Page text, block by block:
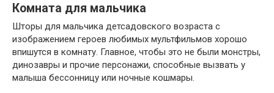
Комната для мальчика
Шторы для мальчика детсадовского возраста с
изображением героев любимых мультфильмов хорошо
впишутся в комнату. Главное, чтобы это не были монстры,
динозавры и прочие персонажи, способные вызвать у
малыша бессонницу или ночные кошмары.